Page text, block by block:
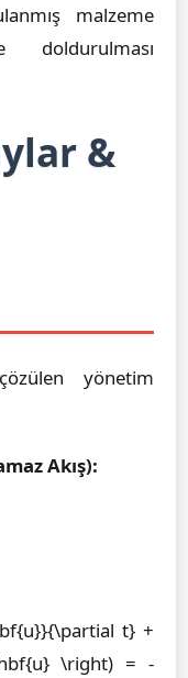
malzeme
doldurulması
&
yönetim
Akış):
t} +
\right) = -